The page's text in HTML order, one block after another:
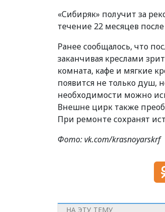
«Сибиряк» получит за
течение 22 месяцев
Ранее сообщалось, что
заканчивая креслами
комната, кафе и мягкие
появится не только
необходимости можно
Внешне цирк также
При ремонте сохранят
Фото: vk.com/krasnoyarskrf
НА ЭТУ ТЕМУ